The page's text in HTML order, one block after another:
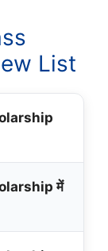
List
में